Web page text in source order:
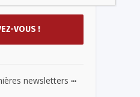
newsletters ...